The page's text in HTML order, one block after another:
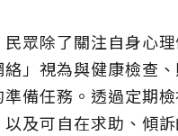
眾除了關注自身心
」視為與健康檢查
備任務。透過定期
及可自在求助、傾